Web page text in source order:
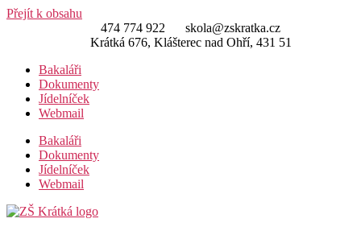
Přejít k obsahu
474 774 922
skola@zskratka.cz
Krátká 676, Klášterec nad Ohří, 431 51
Bakaláři
Dokumenty
Jídelníček
Webmail
Bakaláři
Dokumenty
Jídelníček
Webmail